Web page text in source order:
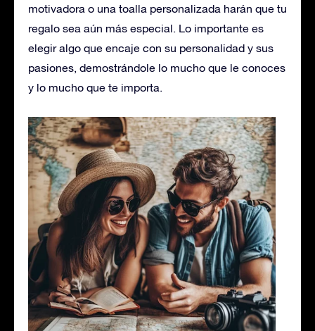
motivadora o una toalla personalizada harán que tu
regalo sea aún más especial. Lo importante es
elegir algo que encaje con su personalidad y sus
pasiones, demostrándole lo mucho que le conoces
y lo mucho que te importa.